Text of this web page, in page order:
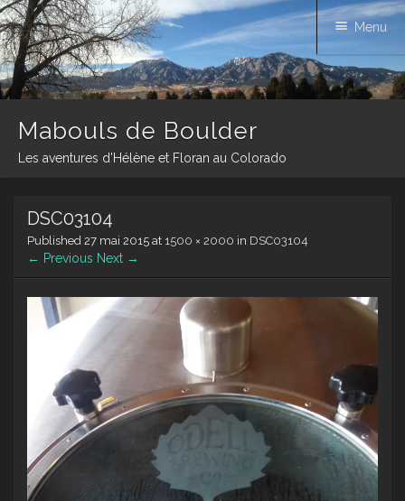
Mabouls de Boulder
Les aventures d'Hélène et Floran au Colorado
Menu
content
DSC03104
Published 27 mai 2015 at 1500 × 2000 in DSC03104
← Previous Next →